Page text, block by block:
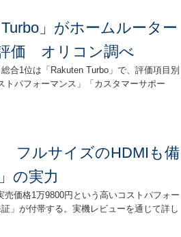
」がホームルーター
価 オリコン調べ
合1位は「Rakuten Turbo」で、評価項目別
パフォーマンス」「カスタマーサポー
フルサイズのHDMIも備
の実力
価格1万9800円という高いコストパフォー
」が付帯する。実機レビューを通じて詳し